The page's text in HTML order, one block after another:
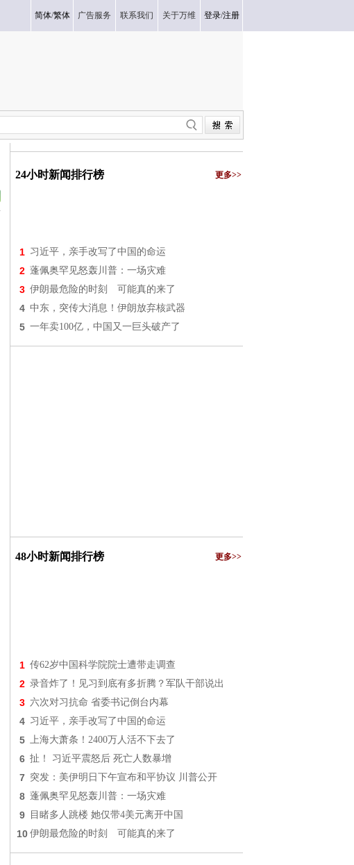
简体/繁体 广告服务 联系我们 关于万维 登录/注册
24小时新闻排行榜 更多>>
1 习近平，亲手改写了中国的命运
2 蓬佩奥罕见怒轰川普：一场灾难
3 伊朗最危险的时刻 可能真的来了
4 中东，突传大消息！伊朗放弃核武器
5 一年卖100亿，中国又一巨头破产了
48小时新闻排行榜 更多>>
1 传62岁中国科学院院士遭带走调查
2 录音炸了！见习到底有多折腾？军队干部说出
3 六次对习抗命 省委书记倒台内幕
4 习近平，亲手改写了中国的命运
5 上海大萧条！2400万人活不下去了
6 扯！ 习近平震怒后 死亡人数暴增
7 突发：美伊明日下午宣布和平协议 川普公开
8 蓬佩奥罕见怒轰川普：一场灾难
9 目睹多人跳楼 她仅带4美元离开中国
10 伊朗最危险的时刻 可能真的来了